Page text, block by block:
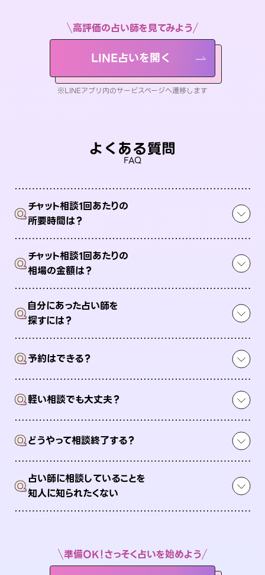
高評価の占い師を見てみよう
LINE占いを開く
※LINEアプリ内のサービスページへ遷移します
よくある質問
FAQ
Qチャット相談1回あたりの
所要時間は？
Qチャット相談1回あたりの
相場の金額は？
Q自分にあった占い師を
探すには？
Q予約はできる？
Q軽い相談でも大丈夫？
Qどうやって相談終了する？
Q占い師に相談していることを
知人に知られたくない
準備OK！さっそく占いを始めよう